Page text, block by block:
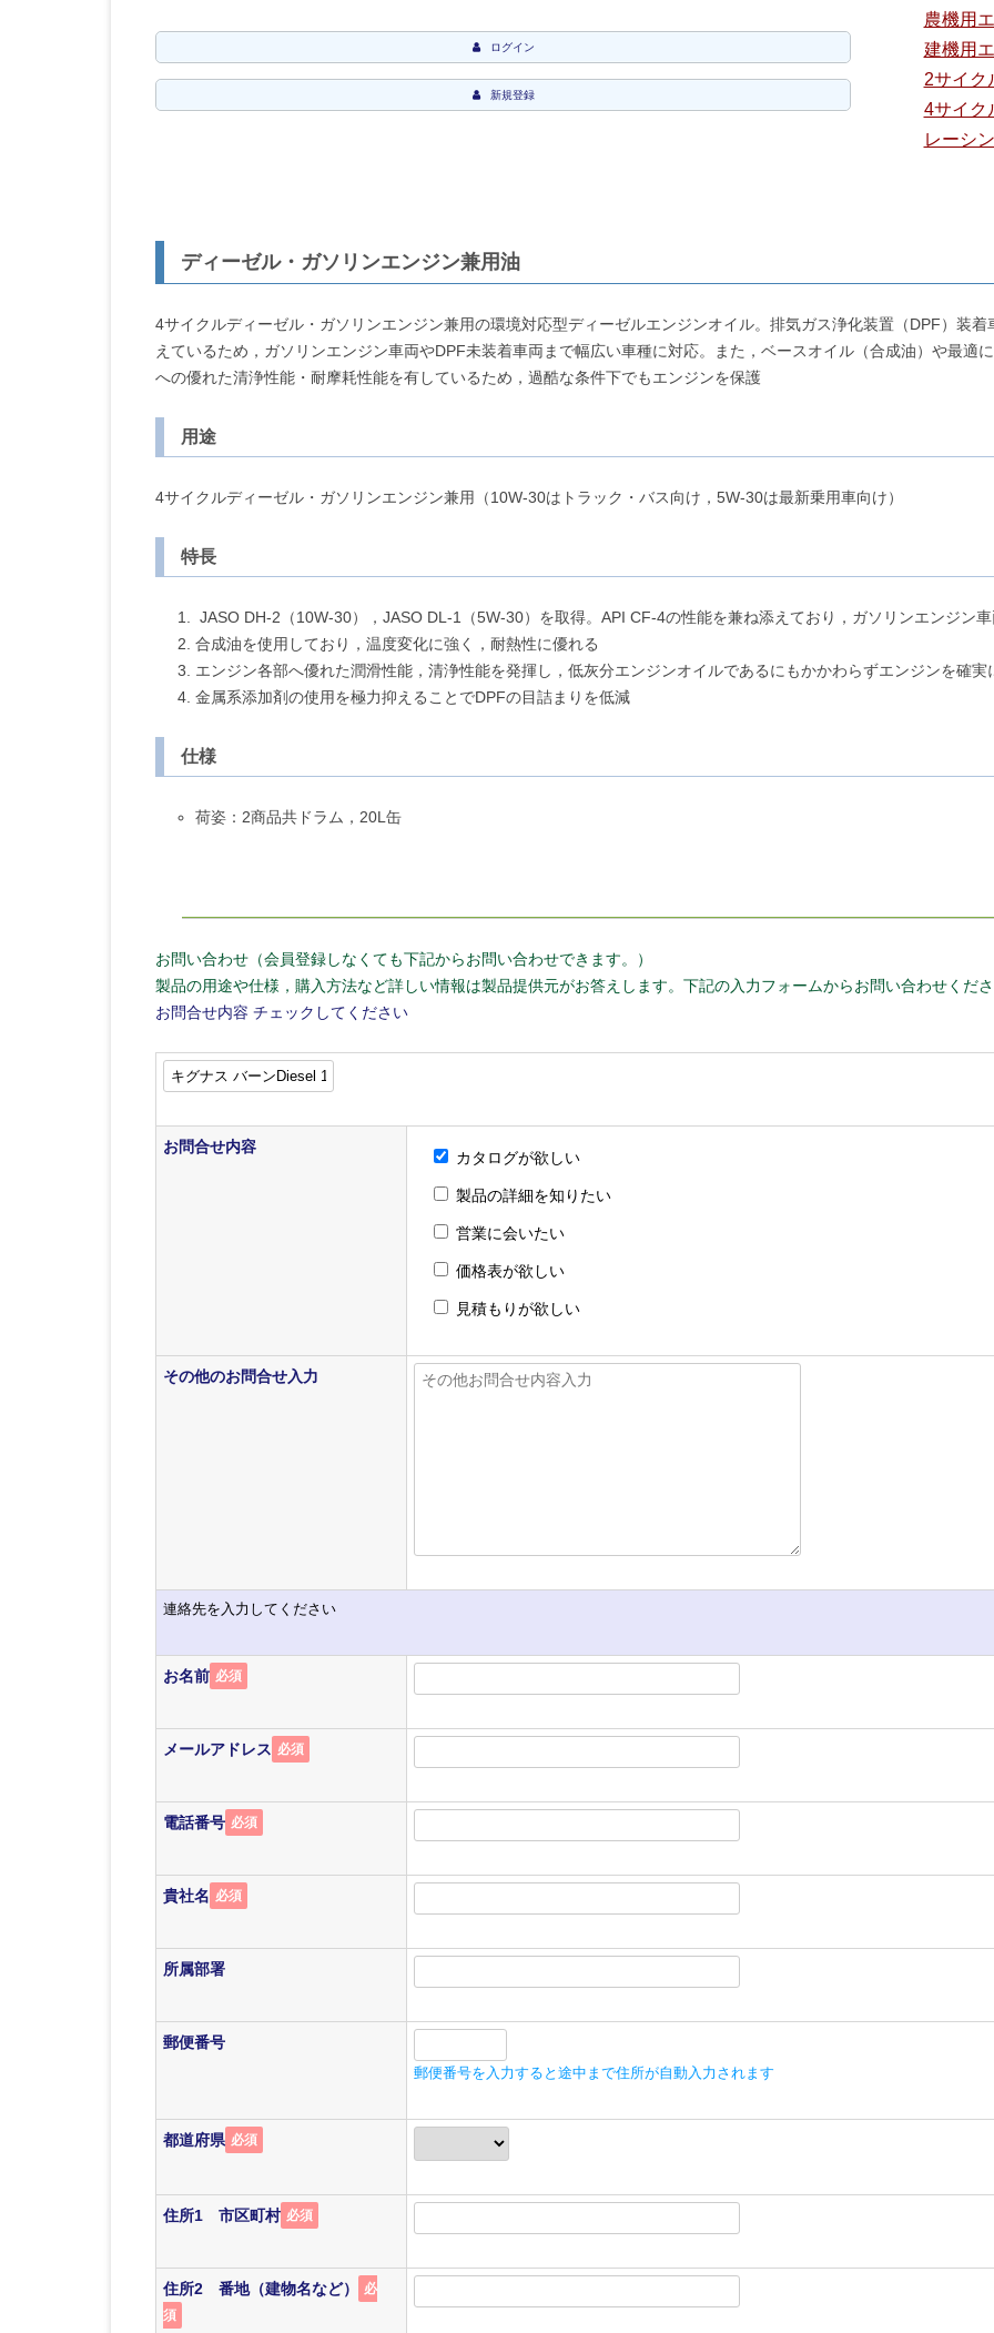
ログイン
新規登録
農機用
建機用
2サイク
4サイク
レーシ
ディーゼル・ガソリンエンジン兼用油
4サイクルディーゼル・ガソリンエンジン兼用の環境対応型ディーゼルエンジンオイル。排気ガス浄化装置（DPF）装
えているため，ガソリンエンジン車両やDPF未装着車両まで幅広い車種に対応。また，ベースオイル（合成油）や最適
への優れた清浄性能・耐摩耗性能を有しているため，過酷な条件下でもエンジンを保護
用途
4サイクルディーゼル・ガソリンエンジン兼用（10W-30はトラック・バス向け，5W-30は最新乗用車向け）
特長
JASO DH-2（10W-30），JASO DL-1（5W-30）を取得。API CF-4の性能を兼ね添えており，ガソリンエンジン
合成油を使用しており，温度変化に強く，耐熱性に優れる
エンジン各部へ優れた潤滑性能，清浄性能を発揮し，低灰分エンジンオイルであるにもかかわらずエンジンを確実
金属系添加剤の使用を極力抑えることでDPFの目詰まりを低減
仕様
荷姿：2商品共ドラム，20L缶
お問い合わせ（会員登録しなくても下記からお問い合わせできます。）
製品の用途や仕様，購入方法など詳しい情報は製品提供元がお答えします。下記の入力フォームからお問い合わせくだ
お問合せ内容 チェックしてください
お問合せ内容
カタログが欲しい
製品の詳細を知りたい
営業に会いたい
価格表が欲しい
見積もりが欲しい
その他のお問合せ入力
連絡先を入力してください
お名前 必須
メールアドレス 必須
電話番号 必須
貴社名 必須
所属部署
郵便番号
郵便番号を入力すると途中まで住所が自動入力されます
都道府県 必須
住所1 市区町村 必須
住所2 番地（建物名など）
必
須